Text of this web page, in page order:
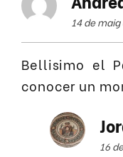
14 de
Bellisimo el
conocer un
16